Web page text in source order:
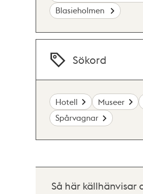
Blasieholmen
Sökord
Hotell Museer
Spårvagnar
Så här